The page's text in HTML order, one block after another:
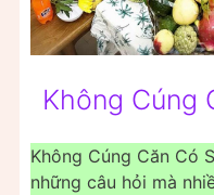
Không Cúng
Không Cúng Căn Có
những câu hỏi mà